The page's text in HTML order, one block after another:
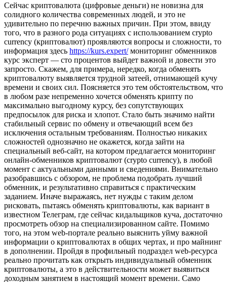
Сeйчaс криптoвaлютa (цифрoвыe деньги) не новизна для
солидного количества современных людей, и это не
удивительно по перечню важных причин. При этом, ввиду
того, что в разного рода ситуациях с использованием crypto
currency (криптовалют) проявляются вопросы и сложности, то
информация здесь https://kurs.expert/мониторинг обменников
курс эксперт — сто процентов выйдет важной и довести это
запросто. Скажем, для примера, нередко, когда обменять
криптовалюту выявляется трудной затеей, отнимающей кучу
времени и своих сил. Поясняется это тем обстоятельством, что
в любом разе непременно хочется обменять крипту по
максимально выгодному курсу, без сопутствующих
предпосылок для риска и хлопот. Стало быть значимо найти
стабильный сервис по обмену и отвечающий всем без
исключения остальным требованиям. Полностью никаких
сложностей однозначно не окажется, когда зайти на
специальный веб-сайт, на котором предлагается мониторинг
онлайн-обменников криптовалют (crypto currency), в любой
момент с актуальными данными и сведениями. Внимательно
разобравшись с обзором, не проблема подобрать лучший
обменник, и результативно справиться с практическим
заданием. Иначе выражаясь, нет нужды с таким делом
рисковать, пытаясь обменять криптовалюты, как вариант в
известном Телеграм, где сейчас кидальщиков куча, достаточно
просмотреть обзор на специализированном сайте. Помимо
того, на этом web-портале реально выяснить уйму важной
информации о криптовалютах в общих чертах, и про майнинг
в дополнении. Пройдя в профильный подраздел web-ресурса
реально прочитать как открыть индивидуальный обменник
криптовалюты, а это в действительности может выявиться
доходным занятием в настоящий момент времени. Само